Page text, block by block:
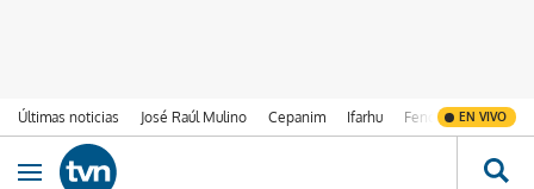
Últimas noticias José Raúl Mulino Cepanim Ifarhu Fenómeno de El
EN VIVO
Ir al contenido
Obrir navegació